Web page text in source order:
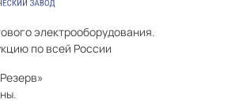
электрооборудования.
по всей России